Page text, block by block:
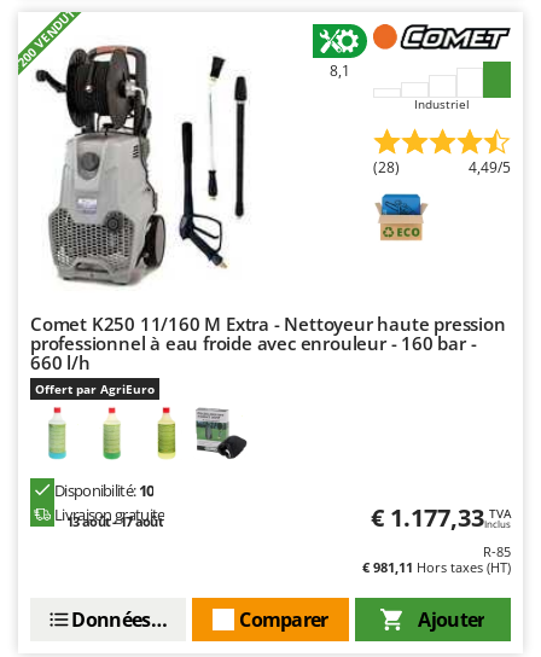
Ompagrill
Ooni
Oriental Koshin
Outdoorchef
Palazzetti
Palumbo Pavi
Partisani
Philips
Pramac
Prismafood
R
R.G.V.
Rato
Resto Italia
+200 VENDUTI 8,1
Industriel
(28) 4,49/5
Comet K250 11/160 M Extra - Nettoyeur haute pression
professionnel à eau froide avec enrouleur - 160 bar -
660 l/h
Offert par AgriEuro
Disponibilité:10
Livraison gratuite
13 août - 17 août € 1.177,33 TVA
Inclus
R-85
€ 981,11 Hors taxes (HT)
Ajouter
Comparer
Données techniques